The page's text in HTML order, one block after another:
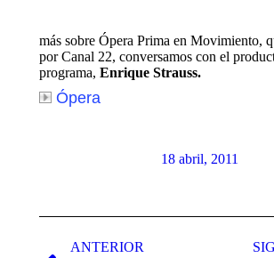
más sobre Ópera Prima en Movimiento,
por Canal 22, conversamos con el
programa, Enrique Strauss.
Ópera
18 abril, 2011
entreANTERIOR